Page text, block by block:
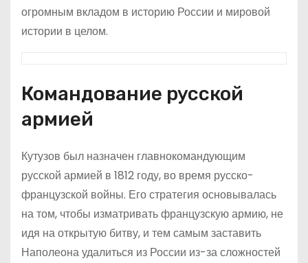
огромным вкладом в историю России и мировой
истории в целом.
Командование русской
армией
Кутузов был назначен главнокомандующим
русской армией в 1812 году, во время русско-
французской войны. Его стратегия основывалась
на том, чтобы изматривать французскую армию, не
идя на открытую битву, и тем самым заставить
Наполеона удалиться из России из-за сложностей